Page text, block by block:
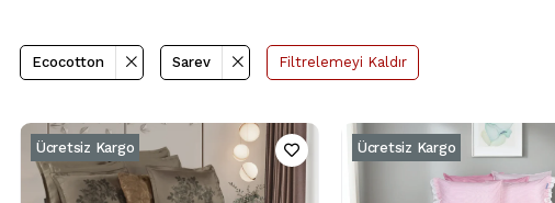
Ecocotton Sarev Filtrelemeyi Kaldır
Ücretsiz Kargo Ücretsiz Kargo